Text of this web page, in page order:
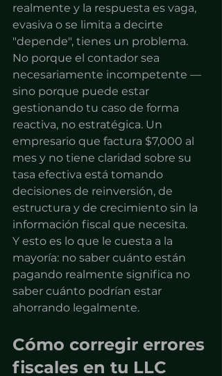
realmente y la respuesta es vaga,
evasiva o se limita a decirte
"depende", tienes un problema.
No porque el contador sea
necesariamente incompetente —
sino porque puede estar
gestionando tu caso de forma
reactiva, no estratégica. Un
empresario que factura $7,000 al
mes y no tiene claridad sobre su
tasa efectiva está tomando
decisiones de reinversión, de
estructura y de crecimiento sin la
información fiscal que necesita.
Y esto es lo que le cuesta a la
mayoría: no saber cuánto están
pagando realmente significa no
saber cuánto podrían estar
ahorrando legalmente.
Cómo corregir errores
fiscales en tu LLC